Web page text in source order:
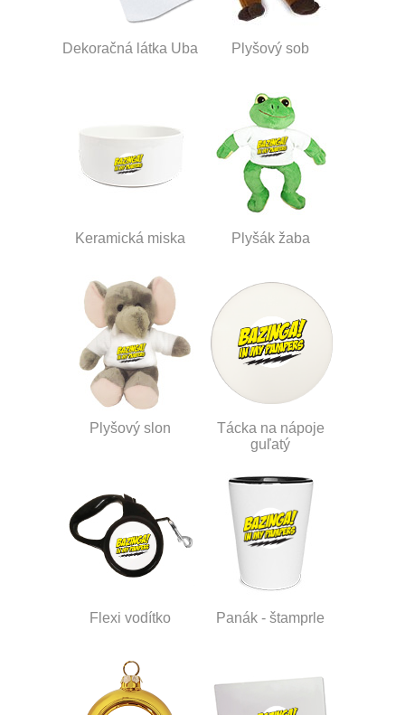
Dekoračná látka Uba Plyšový sob
Keramická miska Plyšák žaba
Plyšový slon
Tácka na nápoje
guľatý
Flexi vodítko Panák - štamprle